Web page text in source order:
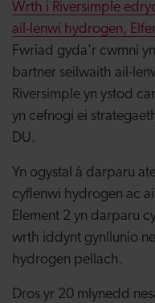
Wrth i Riversimple
ail-lenwi hydrogen,
Fwriad gyda'r cwmni
bartner seilwaith ail-
Riversimple yn ystod
yn cefnogi ei
DU.
Yn ogystal â darparu
cyflenwi hydrogen ac
Element 2 yn darparu
wrth iddynt gynllunio
hydrogen pellach.
Dros yr 20 mlynedd